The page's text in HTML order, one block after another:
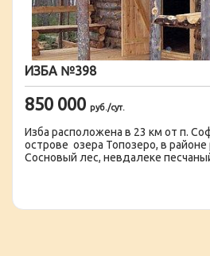
ИЗБА №398
850 000 руб./сут.
Изба расположена в 23 км от п.
острове озера Топозеро, в районе
Сосновый лес, невдалеке
гряды, удобное, закрытое от
других островов, от устья реки
п. Софпорог до избы занимает
заброска производится